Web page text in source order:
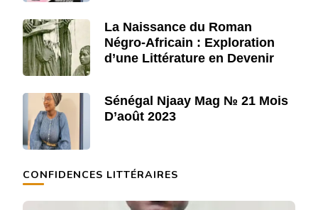
La Naissance du Roman
Négro-Africain : Exploration
d’une Littérature en Devenir
Sénégal Njaay Mag № 21 Mois
D’août 2023
CONFIDENCES LITTÉRAIRES